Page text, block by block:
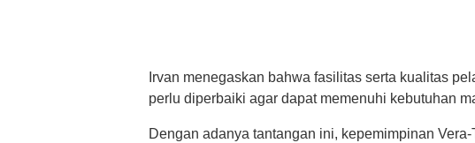
Irvan menegaskan bahwa fasilitas serta kualitas
perlu diperbaiki agar dapat memenuhi kebutuhan
Dengan adanya tantangan ini, kepemimpinan